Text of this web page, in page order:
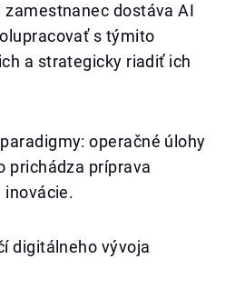
dostáva AI
s týmito
a strategicky riadiť ich
operačné úlohy
prichádza príprava
inovácie.
digitálneho vývoja